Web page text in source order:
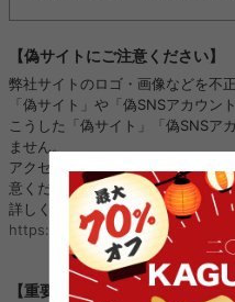
【偽サイトにご注意ください】
弊社サイトのロゴ・画像などを不
「偽サイト」や「偽SNSアカウン
こうした「偽サイト」「偽SNSア
ません。
アクセス、ご注文、お振り込み、
意ください。
詳しくはこちら：
https://kagu350.com/phishing
【重要】ご注文集中に伴う対応